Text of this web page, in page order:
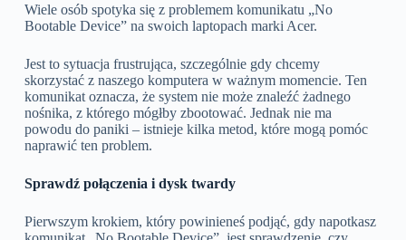
Wiele osób spotyka się z problemem komunikatu „No
Bootable Device” na swoich laptopach marki Acer.
Jest to sytuacja frustrująca, szczególnie gdy chcemy
skorzystać z naszego komputera w ważnym momencie. Ten
komunikat oznacza, że system nie może znaleźć żadnego
nośnika, z którego mógłby zbootować. Jednak nie ma
powodu do paniki – istnieje kilka metod, które mogą pomóc
naprawić ten problem.
Sprawdź połączenia i dysk twardy
Pierwszym krokiem, który powinieneś podjąć, gdy napotkasz